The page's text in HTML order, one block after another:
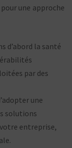
une approche
d’abord la santé
par des
une
solutions
entreprise,